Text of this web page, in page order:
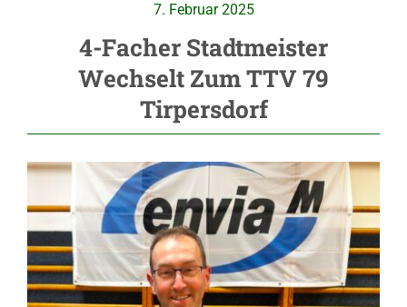
7. Februar 2025
4-Facher Stadtmeister
Wechselt Zum TTV 79
Tirpersdorf